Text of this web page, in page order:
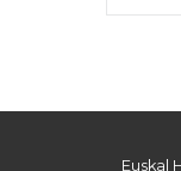
Euskal